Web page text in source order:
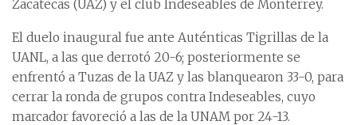
Zacatecas (UAZ) y el club Indeseables de Monterrey.
El duelo inaugural fue ante Auténticas Tigrillas de la
UANL, a las que derrotó 20-6; posteriormente se
enfrentó a Tuzas de la UAZ y las blanquearon 33-0, para
cerrar la ronda de grupos contra Indeseables, cuyo
marcador favoreció a las de la UNAM por 24-13.